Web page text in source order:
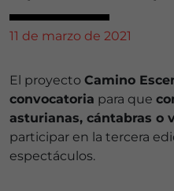
11 de marzo de 2021
El proyecto Camino
convocatoria para que
asturianas, cántabras o
participar en la tercera
espectáculos.